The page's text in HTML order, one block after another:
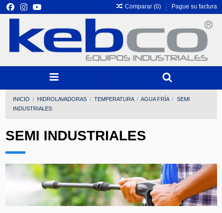
Comparar (0) Pague su factura
INICIO HIDROLAVADORAS TEMPERATURA AGUA FRÍA
SEMI
INDUSTRIALES
SEMI INDUSTRIALES